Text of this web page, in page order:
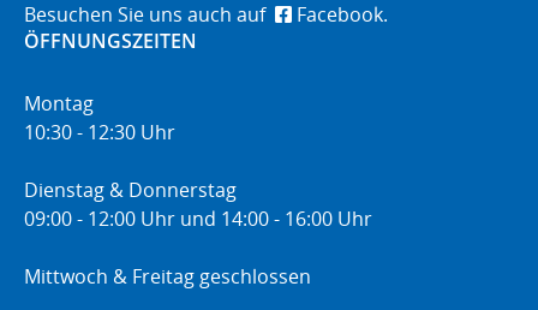
Besuchen Sie uns auch auf
Facebook.
ÖFFNUNGSZEITEN
Montag
10:30 - 12:30 Uhr
Dienstag & Donnerstag
09:00 - 12:00 Uhr und 14:00 - 16:00 Uhr
Mittwoch & Freitag geschlossen